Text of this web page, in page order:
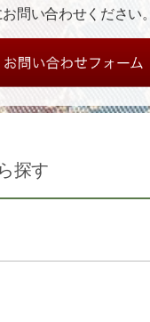
問い合わせください。
探す